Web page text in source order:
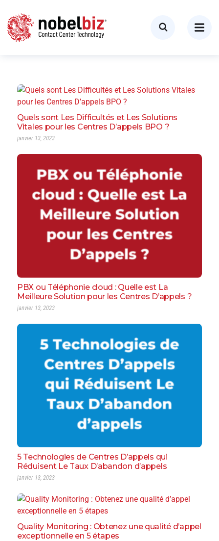
Quels sont Les Difficultés et Les Solutions
Vitales pour les Centres D’appels BPO ?
janvier 13, 2023
PBX ou Téléphonie cloud : Quelle est La
Meilleure Solution pour les Centres D’appels ?
janvier 13, 2023
5 Technologies de Centres D’appels qui
Réduisent Le Taux D’abandon d’appels
janvier 13, 2023
Quality Monitoring : Obtenez une qualité d’appel
exceptionnelle en 5 étapes